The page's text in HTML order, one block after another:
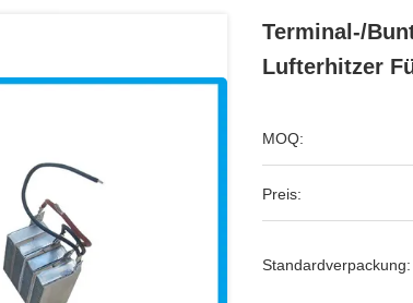
Terminal-/
Lufterhitzer
MOQ:
Preis:
Standardverpackung: